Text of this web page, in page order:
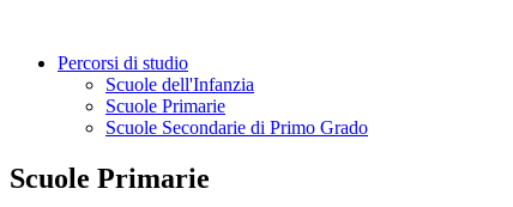
Percorsi di studio
Scuole dell'Infanzia
Scuole Primarie
Scuole Secondarie di Primo Grado
Scuole Primarie